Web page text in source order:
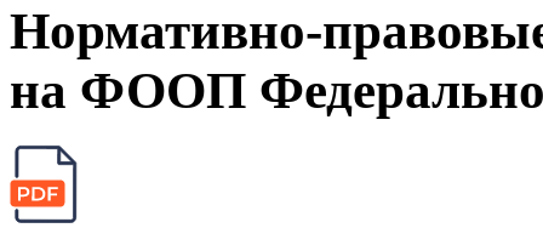
Нормативно-
на ФООП